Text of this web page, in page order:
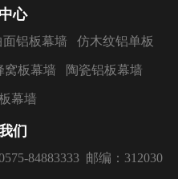
心
面铝板幕墙 仿木纹铝单板
窝板幕墙 陶瓷铝板幕墙
幕墙
们
84883333 邮编：312030